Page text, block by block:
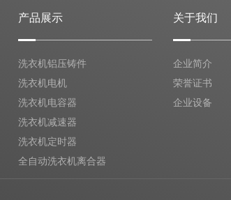
产品展示
洗衣机铝压铸件
洗衣机电机
洗衣机电容器
洗衣机减速器
洗衣机定时器
全自动洗衣机离合器
关于我们
企业简介
荣誉证书
企业设备